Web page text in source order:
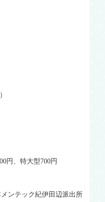
円、特大型700円
ンテック紀伊田辺派出所